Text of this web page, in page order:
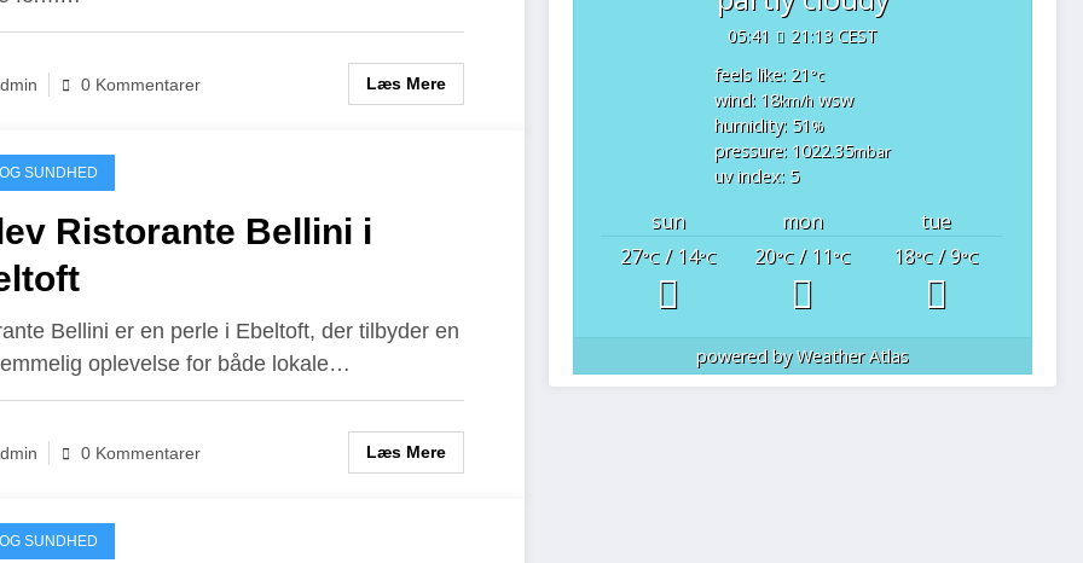
0 Kommentarer Læs Mere
SUNDHED
Ristorante Bellini i
Bellini er en perle i Ebeltoft, der tilbyder en
oplevelse for både lokale…
0 Kommentarer Læs Mere
SUNDHED
05:41
21:13 CEST
feels like: 21°c
wind: 18km/h wsw
humidity: 51%
pressure: 1022.35mbar
uv index: 5
sun mon
tue
27°C/ 14°C 20°C/ 11°C 18°C / 9°C
powered byWeather Atlas